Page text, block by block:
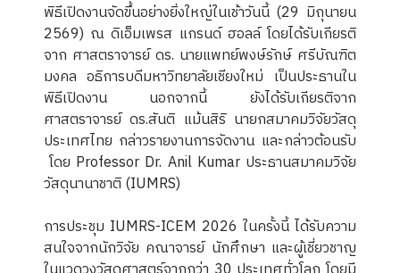
พิธีเปิดงานจัดขึ้นอย่างยิ่งใหญ่ในเช้าวันนี้ (29 มิถุนายน
2569) ณ ดิเอ็มเพรส แกรนด์ ฮอลล์ โดยได้รับเกียรติ
จาก ศาสตราจารย์ ดร. นายแพทย์พงษ์รักษ์ ศรีบัณฑิต
มงคล อธิการบดีมหาวิทยาลัยเชียงใหม่ เป็นประธานใน
พิธีเปิดงาน นอกจากนี้ ยังได้รับเกียรติจาก
ศาสตราจารย์ ดร.สันติ แม้นสิริ นายกสมาคมวิจัยวัสดุ
ประเทศไทย กล่าวรายงานการจัดงาน และกล่าวต้อนรับ
โดย Professor Dr. Anil Kumar ประธานสมาคมวิจัย
วัสดุนานาชาติ (IUMRS)
การประชุม IUMRS-ICEM 2026 ในครั้งนี้ ได้รับความ
สนใจจากนักวิจัย คณาจารย์ นักศึกษา และผู้เชี่ยวชาญ